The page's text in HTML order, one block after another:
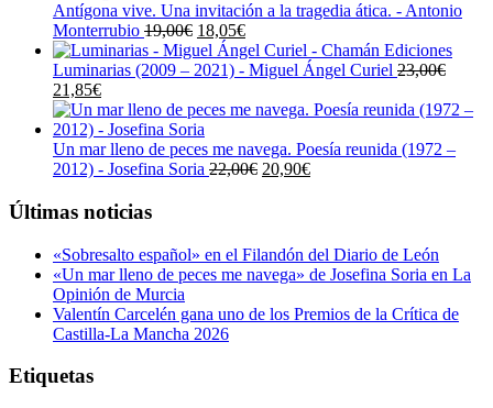
Antígona vive. Una invitación a la tragedia ática. - Antonio
Monterrubio 19,00€ El
precio
original
19,00€.
18,05€El
precio
actual
18,05€.
Luminarias (2009 – 2021) - Miguel Ángel Curiel 23,00€
El
precio
original
era:
23,00€.
21,85€El
precio
actual
es:
21,85€.
Un mar lleno de peces me navega. Poesía reunida (1972 –
2012) - Josefina Soria 22,00€ El
22,00€.
20,90€El
20,90€.
Últimas noticias
«Sobresalto español» en el Filandón del Diario de León
«Un mar lleno de peces me navega» de Josefina Soria en La
Opinión de Murcia
Valentín Carcelén gana uno de los Premios de la Crítica de
Castilla-La Mancha 2026
Etiquetas